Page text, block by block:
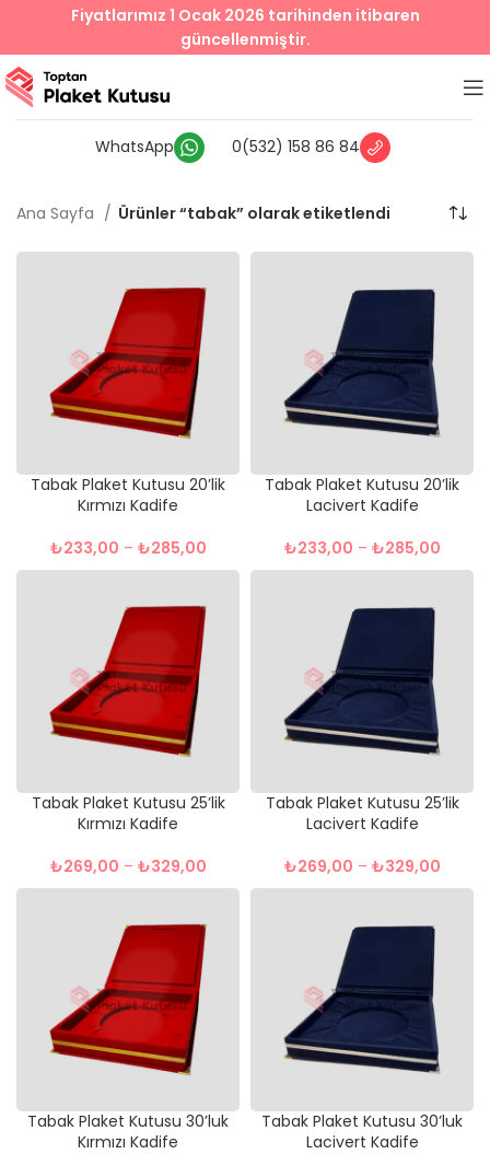
WhatsApp 0(532) 158 86 84
Ana Sayfa Ürünler “tabak” olarak etiketlendi
Tabak Plaket Kutusu 20’lik
Kırmızı Kadife
₺233,00 – ₺285,00
Tabak Plaket Kutusu 20’lik
Lacivert Kadife
₺233,00 – ₺285,00
Tabak Plaket Kutusu 25’lik
Kırmızı Kadife
₺269,00 – ₺329,00
Tabak Plaket Kutusu 25’lik
Lacivert Kadife
₺269,00 – ₺329,00
Tabak Plaket Kutusu 30’luk
Kırmızı Kadife
Tabak Plaket Kutusu 30’luk
Lacivert Kadife
Fiyatlarımız 1 Ocak 2026 tarihinden itibaren
güncellenmiştir.